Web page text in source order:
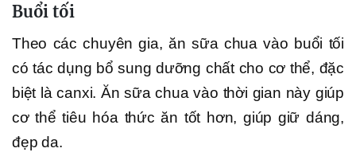
Buổi tối
Theo các chuyên gia, ăn sữa chua vào buổi tối
có tác dụng bổ sung dưỡng chất cho cơ thể, đặc
biệt là canxi. Ăn sữa chua vào thời gian này giúp
cơ thể tiêu hóa thức ăn tốt hơn, giúp giữ dáng,
đẹp da.